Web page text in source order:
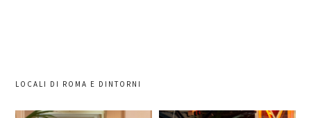
LOCALI DI ROMA E DINTORNI